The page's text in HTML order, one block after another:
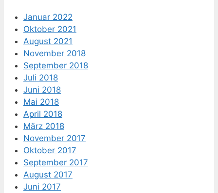
Januar 2022
Oktober 2021
August 2021
November 2018
September 2018
Juli 2018
Juni 2018
Mai 2018
April 2018
März 2018
November 2017
Oktober 2017
September 2017
August 2017
Juni 2017